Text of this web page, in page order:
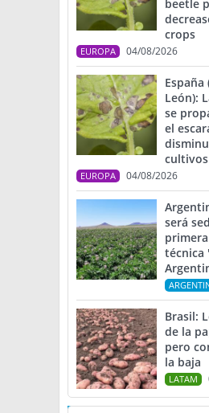
beetle
crops
EUROPA 04/08/2026
España
León):
se
el
EUROPA 04/08/2026
será
técnica
Brasil:
de la
pero
la baja
LATAM